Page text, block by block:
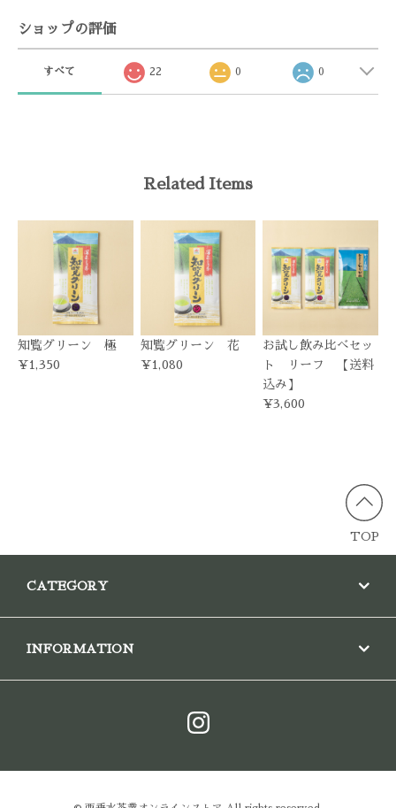
ショップの評価
すべて 22 0 0
Related Items
知覧グリーン 極
¥1,350
知覧グリーン 花
¥1,080
お試し飲み比べセッ
ト リーフ 【送料
込み】
¥3,600
TOP
CATEGORY
INFORMATION